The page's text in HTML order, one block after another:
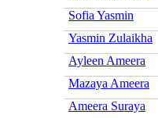
Sofia Yasmin
Yasmin Zulaikha
Ayleen Ameera
Mazaya Ameera
Ameera Suraya